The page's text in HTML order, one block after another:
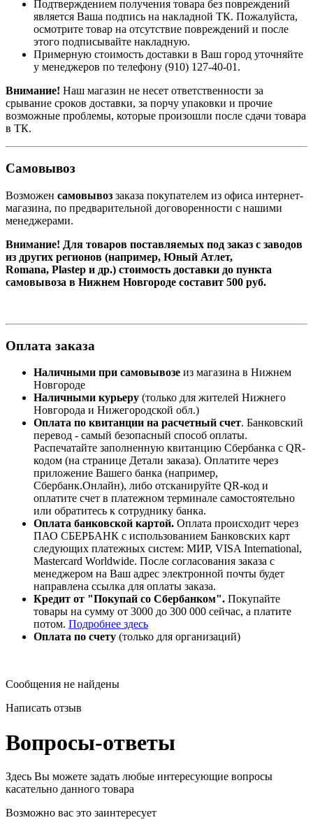
Подтверждением получения товара без повреждений
является Ваша подпись на накладной ТК. Пожалуйста,
осмотрите товар на отсутствие повреждений и после
этого подписывайте накладную.
Примерную стоимость доставки в Ваш город уточняйте
у менеджеров по телефону (910) 127-40-01 .
Внимание! Наш магазин не несет ответственности за
срывание сроков доставки, за порчу упаковки и прочие
возможные проблемы, которые произошли после сдачи товара
в ТК.
Самовывоз
Возможен самовывоз заказа покупателем из офиса интернет-
магазина, по предварительной договоренности с нашими
менеджерами.
Внимание! Для товаров поставляемых под заказ с заводов
из других регионов (например, Юный Атлет,
Romana, Plastep и др.) стоимость доставки до пункта
самовывоза в Нижнем Новгороде составит 500 руб.
Оплата заказа
Наличными при самовывозе из магазина в Нижнем
Новгороде
Наличными курьеру (только для жителей Нижнего
Новгорода и Нижегородской обл.)
Оплата по квитанции на расчетный счет. Банковский
перевод - самый безопасный способ оплаты.
Распечатайте заполненную квитанцию Сбербанка с QR-
кодом (на странице Детали заказа). Оплатите через
приложение Вашего банка (например,
Сбербанк.Онлайн), либо отсканируйте QR-код и
оплатите счет в платежном терминале самостоятельно
или обратитесь к сотруднику банка.
Оплата банковской картой. Оплата происходит через
ПАО СБЕРБАНК с использованием Банковских карт
следующих платежных систем: МИР, VISA International,
Mastercard Worldwide. После согласования заказа с
менеджером на Ваш адрес электронной почты будет
направлена ссылка для оплаты заказа.
Кредит от "Покупай со Сбербанком". Покупайте
товары на сумму от 3000 до 300 000 сейчас, а платите
потом. Подробнее здесь
Оплата по счету (только для организаций)
Сообщения не найдены
Написать отзыв
Вопросы-ответы
Здесь Вы можете задать любые интересующие вопросы
касательно данного товара
Возможно вас это заинтересует